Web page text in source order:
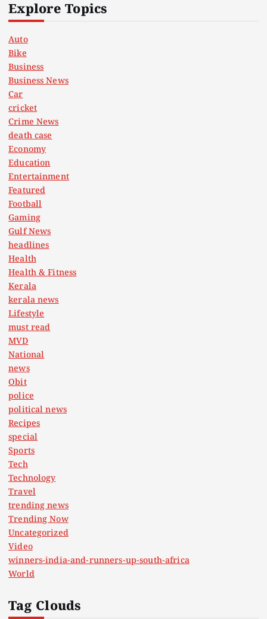
Explore Topics
Auto
Bike
Business
Business News
Car
cricket
Crime News
death case
Economy
Education
Entertainment
Featured
Football
Gaming
Gulf News
headlines
Health
Health & Fitness
Kerala
kerala news
Lifestyle
must read
MVD
National
news
Obit
police
political news
Recipes
special
Sports
Tech
Technology
Travel
trending news
Trending Now
Uncategorized
Video
winners-india-and-runners-up-south-africa
World
Tag Clouds